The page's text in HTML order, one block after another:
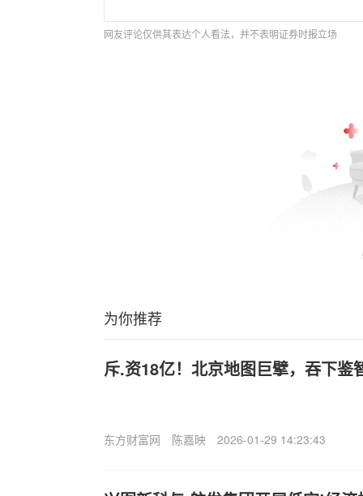
网友评论仅供其表达个人看法，并不表明证券时报立场
为你推荐
斥.资18亿！北京地图巨擘，吞下鉴
东方财富网 陈嘉映 2026-01-29 14:23:43